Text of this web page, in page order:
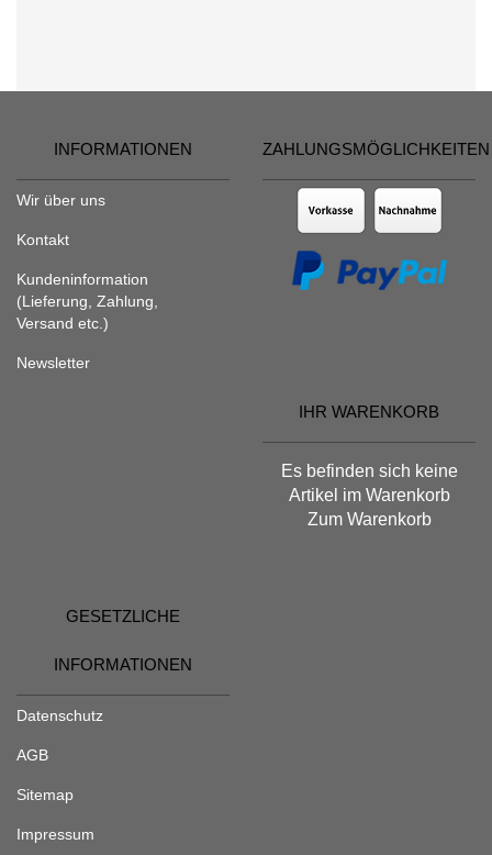
INFORMATIONEN
Wir über uns
Kontakt
Kundeninformation
(Lieferung, Zahlung,
Versand etc.)
Newsletter
ZAHLUNGSMÖGLICHKEITEN
IHR WARENKORB
Es befinden sich keine
Artikel im Warenkorb
Zum Warenkorb
GESETZLICHE
INFORMATIONEN
Datenschutz
AGB
Sitemap
Impressum